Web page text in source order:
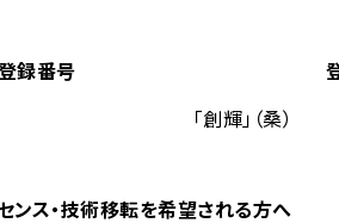
録番号
「創輝」（桑）
ンス・技術移転を希望される方へ